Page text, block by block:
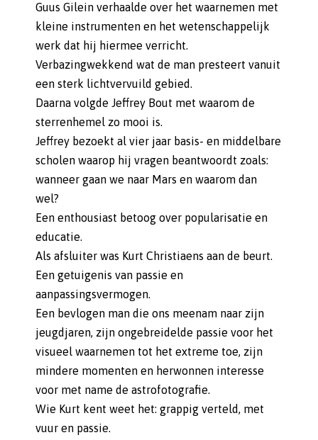
Guus Gilein verhaalde over het waarnemen met
kleine instrumenten en het wetenschappelijk
werk dat hij hiermee verricht.
Verbazingwekkend wat de man presteert vanuit
een sterk lichtvervuild gebied.
Daarna volgde Jeffrey Bout met waarom de
sterrenhemel zo mooi is.
Jeffrey bezoekt al vier jaar basis- en middelbare
scholen waarop hij vragen beantwoordt zoals:
wanneer gaan we naar Mars en waarom dan
wel?
Een enthousiast betoog over popularisatie en
educatie.
Als afsluiter was Kurt Christiaens aan de beurt.
Een getuigenis van passie en
aanpassingsvermogen.
Een bevlogen man die ons meenam naar zijn
jeugdjaren, zijn ongebreidelde passie voor het
visueel waarnemen tot het extreme toe, zijn
mindere momenten en herwonnen interesse
voor met name de astrofotografie.
Wie Kurt kent weet het: grappig verteld, met
vuur en passie.